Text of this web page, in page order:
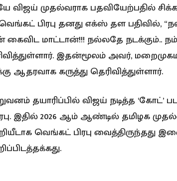
விஜய் முதல்வராக பதவியேற்பதில்
பிரபு தனது எக்ஸ் தள
கைவிட மாட்டான்!!! நல்லதே நடக்கும்..
இதன்மூலம் அவர்,
ஆதரவாக கருத்து தெரிவித்துள்ளார்.
தயாரிப்பில் விஜய் நடித்த ‘கோட்’
இதில் 2026 ஆம் ஆண்டில் தமிழக
வெங்கட் பிரபு வைத்திருந்தது